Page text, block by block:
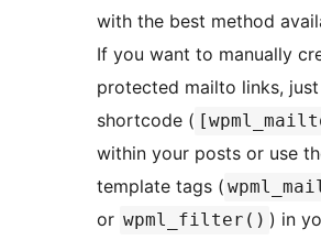
with the best method
If you want to manually
protected mailto links,
shortcode (
within your posts or use
template tags (
or wpml_filter() ) in